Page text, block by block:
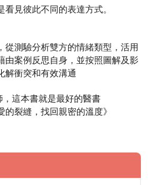
見彼此不同的表達方式。
從測驗分析雙方的情緒類型，活用
由案例反思自身，並按照圖解及影
解衝突和有效溝通
，這本書就是最好的醫書
裂縫，找回親密的溫度》